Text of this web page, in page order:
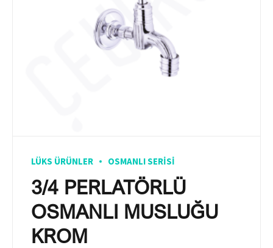
LÜKS ÜRÜNLER OSMANLI SERISI
3/4 PERLATÖRLÜ
OSMANLI MUSLUĞU
KROM